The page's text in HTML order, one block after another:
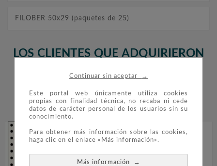
Continuar sin aceptar →
Este portal web únicamente utiliza cookies
propias con finalidad técnica, no recaba ni cede
datos de carácter personal de los usuarios sin su
conocimiento.
Para obtener más información sobre las cookies,
haga clic en el enlace «Más información».
Más información →
FILOBER 50x29 (paquetes de 25)
LOS CLIENTES QUE ADQUIRIERON
ESTE PRODUCTO TAMBIÉN
COMPRARON:
 